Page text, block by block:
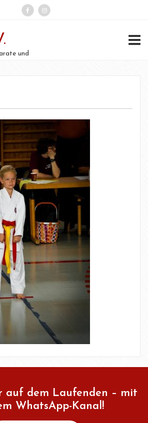
und
auf dem Laufenden – mit
WhatsApp-Kanal!